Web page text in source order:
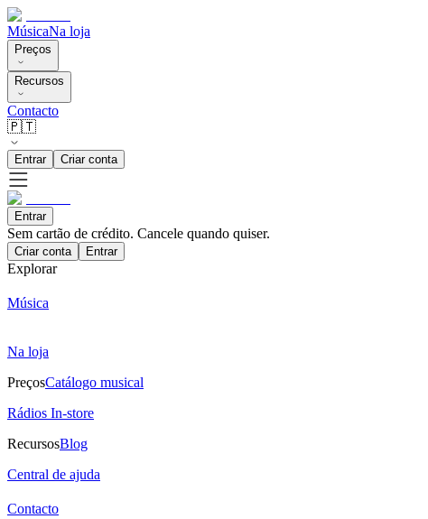
MúsicaNa loja
Preços
Recursos
Contacto
🇵🇹
Entrar Criar conta
Entrar
Sem cartão de crédito. Cancele quando quiser.
Criar conta Entrar
Explorar
Música
Na loja
PreçosCatálogo musical
Rádios In-store
RecursosBlog
Central de ajuda
Contacto